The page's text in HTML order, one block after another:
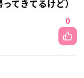
てきてるけど）
0